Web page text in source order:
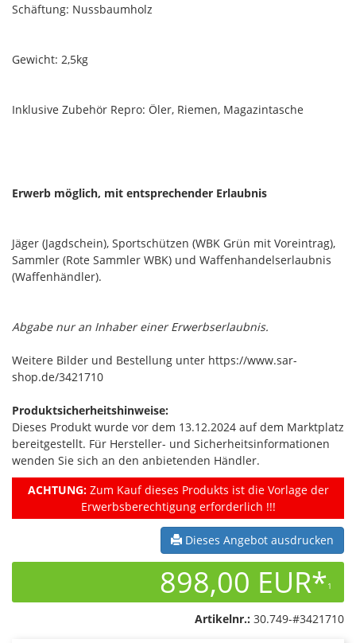
Schäftung: Nussbaumholz
Gewicht: 2,5kg
Inklusive Zubehör Repro: Öler, Riemen, Magazintasche
Erwerb möglich, mit entsprechender Erlaubnis
Jäger (Jagdschein), Sportschützen (WBK Grün mit Voreintrag),
Sammler (Rote Sammler WBK) und Waffenhandelserlaubnis
(Waffenhändler).
Abgabe nur an Inhaber einer Erwerbserlaubnis.
Weitere Bilder und Bestellung unter https://www.sar-
shop.de/3421710
Produktsicherheitshinweise:
Dieses Produkt wurde vor dem 13.12.2024 auf dem Marktplatz
bereitgestellt. Für Hersteller- und Sicherheitsinformationen
wenden Sie sich an den anbietenden Händler.
ACHTUNG:Zum Kauf dieses Produkts ist die Vorlage der
Erwerbsberechtigung erforderlich !!!
Dieses Angebot ausdrucken
898,00 EUR*1
Artikelnr.: 30.749-#3421710